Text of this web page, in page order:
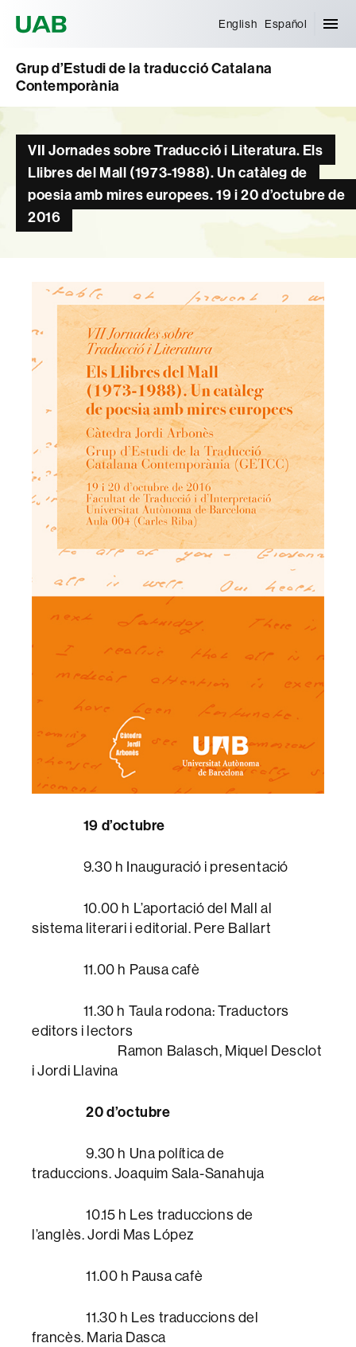
English Español
Grup d’Estudi de la traducció Catalana
Contemporània
VII Jornades sobre Traducció i Literatura. Els
Llibres del Mall (1973-1988). Un catàleg de
poesia amb mires europees. 19 i 20 d’octubre de
2016
19 d’octubre
9.30 h Inauguració i presentació
10.00 h L’aportació del Mall al
sistema literari i editorial. Pere Ballart
11.00 h Pausa cafè
11.30 h Taula rodona: Traductors
editors i lectors
Ramon Balasch, Miquel Desclot
i Jordi Llavina
20 d’octubre
9.30 h Una política de
traduccions. Joaquim Sala-Sanahuja
10.15 h Les traduccions de
l’anglès. Jordi Mas López
11.00 h Pausa cafè
11.30 h Les traduccions del
francès. Maria Dasca